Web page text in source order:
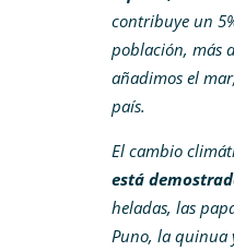
contribuye un
población, más
añadimos el
país.
El cambio
está
heladas, las
Puno, la quinua